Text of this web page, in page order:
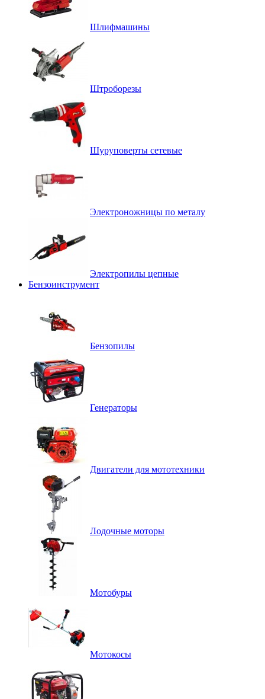
Шлифмашины
Штроборезы
Шуруповерты сетевые
Электроножницы по металу
Электропилы цепные
Бензоинструмент
Бензопилы
Генераторы
Двигатели для мототехники
Лодочные моторы
Мотобуры
Мотокосы